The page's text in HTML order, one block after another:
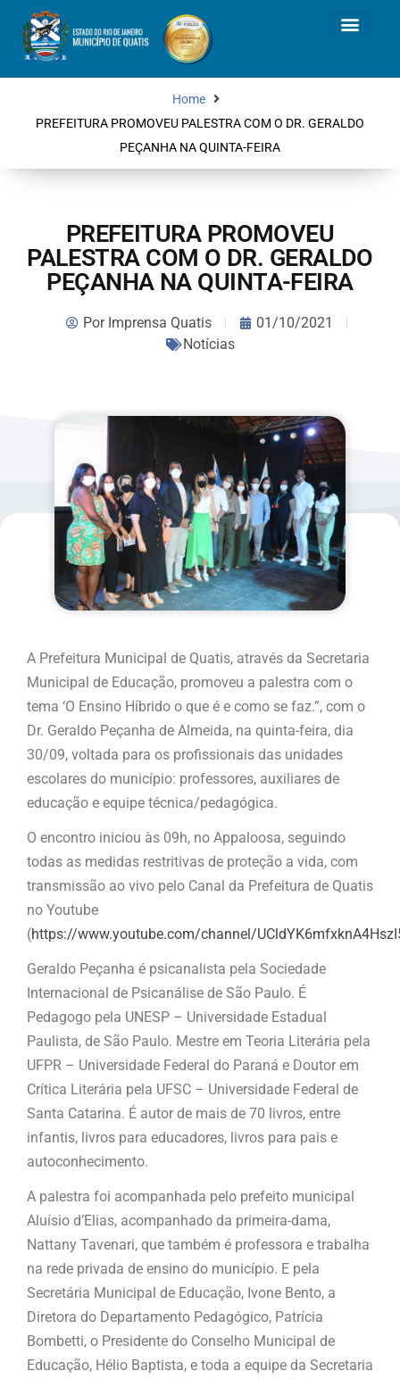
Home
PREFEITURA PROMOVEU PALESTRA COM O DR. GERALDO
PEÇANHA NA QUINTA-FEIRA
PREFEITURA PROMOVEU
PALESTRA COM O DR. GERALDO
PEÇANHA NA QUINTA-FEIRA
PorImprensa Quatis
01/10/2021
Notícias
A Prefeitura Municipal de Quatis, através da Secretaria
Municipal de Educação, promoveu a palestra com o
tema ‘O Ensino Híbrido o que é e como se faz.”, com o
Dr. Geraldo Peçanha de Almeida, na quinta-feira, dia
30/09, voltada para os profissionais das unidades
escolares do município: professores, auxiliares de
educação e equipe técnica/pedagógica.
O encontro iniciou às 09h, no Appaloosa, seguindo
todas as medidas restritivas de proteção a vida, com
transmissão ao vivo pelo Canal da Prefeitura de Quatis
no Youtube
(https://www.youtube.com/channel/
Geraldo Peçanha é psicanalista pela Sociedade
Internacional de Psicanálise de São Paulo. É
Pedagogo pela UNESP – Universidade Estadual
Paulista, de São Paulo. Mestre em Teoria Literária pela
UFPR – Universidade Federal do Paraná e Doutor em
Crítica Literária pela UFSC – Universidade Federal de
Santa Catarina. É autor de mais de 70 livros, entre
infantis, livros para educadores, livros para pais e
autoconhecimento.
A palestra foi acompanhada pelo prefeito municipal
Aluísio d’Elias, acompanhado da primeira-dama,
Nattany Tavenari, que também é professora e trabalha
na rede privada de ensino do município. E pela
Secretária Municipal de Educação, Ivone Bento, a
Diretora do Departamento Pedagógico, Patrícia
Bombetti, o Presidente do Conselho Municipal de
Educação, Hélio Baptista, e toda a equipe da Secretaria